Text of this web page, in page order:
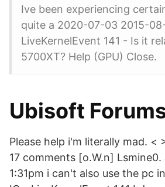
Ive been experiencing
quite a 2020-07-03 2015-
LiveKernelEvent 141 - Is it
5700XT? Help (GPU) Close.
Ubisoft
Please help i'm literally mad. <
17 comments [o.W.n] Lsmine0.
1:31pm i can't also use the pc